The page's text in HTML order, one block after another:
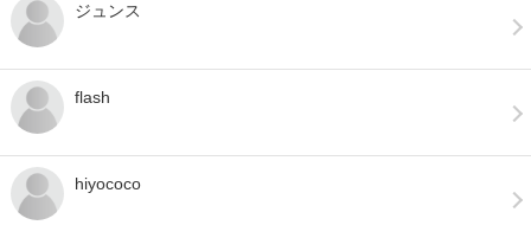
ジュンス
flash
hiyococo